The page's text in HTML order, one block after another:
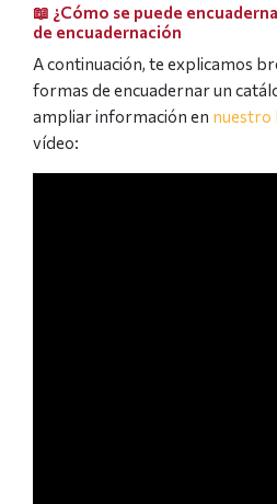
📖 ¿Cómo se puede
de encuadernación
A continuación, te explicamos
formas de encuadernar un
ampliar información en nuestro
vídeo: